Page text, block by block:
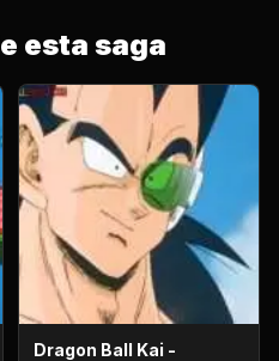
esta saga
Dragon Ball Kai -